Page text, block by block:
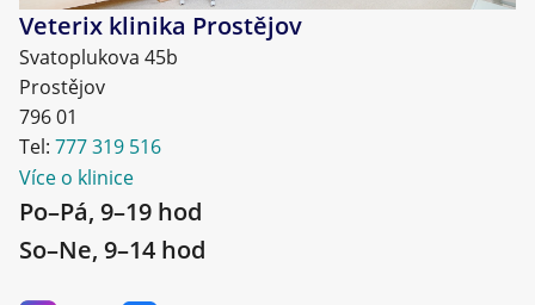
Veterix klinika Prostějov
Svatoplukova 45b
Prostějov
796 01
Tel: 777 319 516
Více o klinice
Po–Pá, 9–19 hod
So–Ne, 9–14 hod